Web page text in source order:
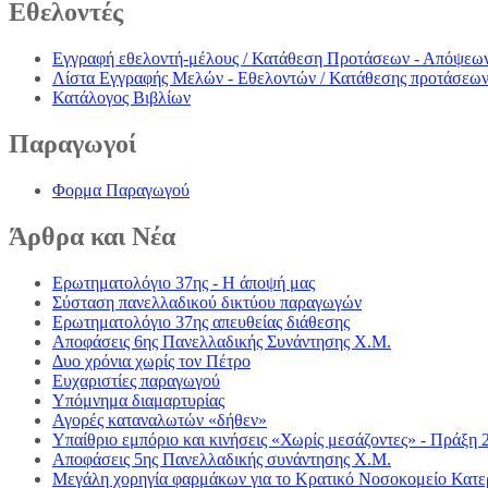
Εθελοντές
Εγγραφή εθελοντή-μέλους / Κατάθεση Προτάσεων -
Λίστα Εγγραφής Μελών - Εθελοντών / Κατάθεσης προτάσεων
Κατάλογος Βιβλίων
Παραγωγοί
Φορμα Παραγωγού
Άρθρα και Νέα
Ερωτηματολόγιο 37ης - Η άποψή μας
Σύσταση πανελλαδικού δικτύου παραγωγών
Ερωτηματολόγιο 37ης απευθείας διάθεσης
Αποφάσεις 6ης Πανελλαδικής Συνάντησης Χ.Μ.
Δυο χρόνια χωρίς τον Πέτρο
Ευχαριστίες παραγωγού
Υπόμνημα διαμαρτυρίας
Αγορές καταναλωτών «δήθεν»
Υπαίθριο εμπόριο και κινήσεις «Χωρίς μεσάζοντες» - Πράξη
Αποφάσεις 5ης Πανελλαδικής συνάντησης Χ.Μ.
Μεγάλη χορηγία φαρμάκων για το Κρατικό Νοσοκομείο